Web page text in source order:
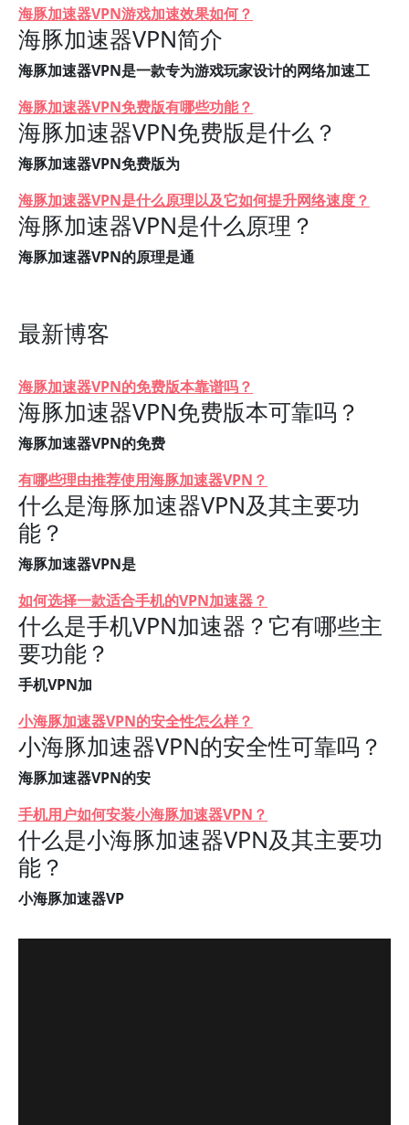
海豚加速器VPN游戏加速效果如何？
海豚加速器VPN简介
海豚加速器VPN是一款专为游戏玩家设计的网络加速工
海豚加速器VPN免费版有哪些功能？
海豚加速器VPN免费版是什么？
海豚加速器VPN免费版为
海豚加速器VPN是什么原理以及它如何提升网络速度？
海豚加速器VPN是什么原理？
海豚加速器VPN的原理是通
最新博客
海豚加速器VPN的免费版本靠谱吗？
海豚加速器VPN免费版本可靠吗？
海豚加速器VPN的免费
有哪些理由推荐使用海豚加速器VPN？
什么是海豚加速器VPN及其主要功
能？
海豚加速器VPN是
如何选择一款适合手机的VPN加速器？
什么是手机VPN加速器？它有哪些主
要功能？
手机VPN加
小海豚加速器VPN的安全性怎么样？
小海豚加速器VPN的安全性可靠吗？
海豚加速器VPN的安
手机用户如何安装小海豚加速器VPN？
什么是小海豚加速器VPN及其主要功
能？
小海豚加速器VP